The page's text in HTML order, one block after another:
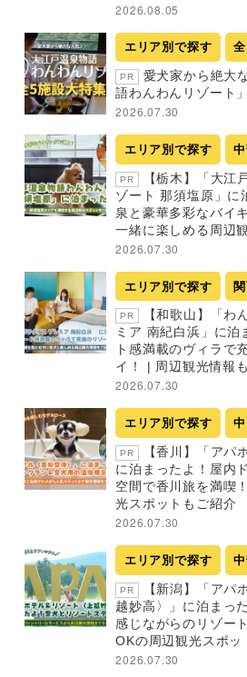
2026.08.05
エリア別で探す
PR
愛犬家から絶大
語わんわんリゾート
2026.07.30
エリア別で探す
PR
【栃木】「大江
ゾート 那須塩原」に
泉と豪華多彩なバイ
一緒に楽しめる周辺
2026.07.30
エリア別で探す
PR
【和歌山】「わ
ミア 南紀白浜」に泊
ト感満載のヴィラで
イ！ | 周辺観光情報
2026.07.30
エリア別で探す
PR
【香川】「アパ
に泊まったよ！屋内
空間で香川旅を満喫
光スポットもご紹介
2026.07.30
エリア別で探す
PR
【新潟】「アパ
越妙高〉」に泊まっ
感じながらのリゾー
OKの周辺観光スポッ
2026.07.30